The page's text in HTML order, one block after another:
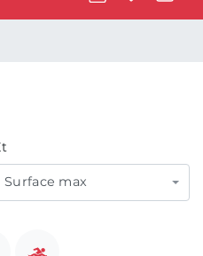
Surface max